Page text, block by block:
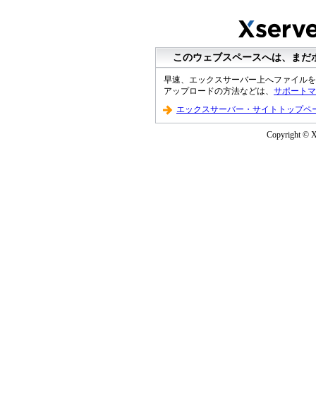
このウェブスペースへは、ま
早速、エックスサーバー上へファイル
アップロードの方法などは、 サポート
エックスサーバー・サイトトップペ
Copyright ©